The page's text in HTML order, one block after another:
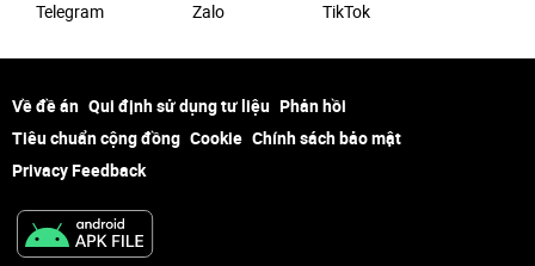
Telegram Zalo ТikТоk
Về đề án Qui định sử dụng tư liệu Phản hồi
Tiêu chuẩn cộng đồng Cookie Chính sách bảo mật
Privacy Feedback